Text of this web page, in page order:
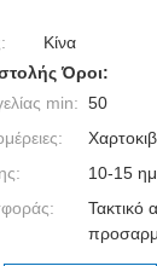
Κίνα
Όροι:
min: 50
10-15
Τακτικό